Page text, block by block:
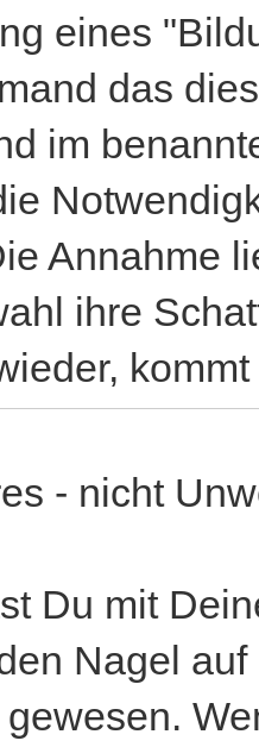
eines
das
im
Annahme
ihre
- nicht
Du mit
Nagel